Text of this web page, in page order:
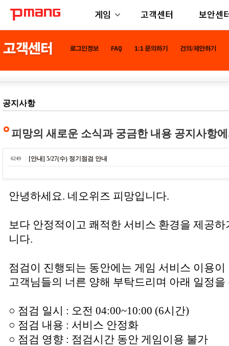
게임 고객센터 보안센
공지사항
피망의 새로운 소식과 궁금한 내용 공지사항
6249 [안내] 5/27(수) 정기점검 안내
안녕하세요. 네오위즈 피망입니다.
보다 안정적이고 쾌적한 서비스 환경을 제공
니다.
점검이 진행되는 동안에는 게임 서비스 이용
고객님들의 너른 양해 부탁드리며 아래 일정
○ 점검 일시 : 오전 04:00~10:00 (6시간)
○ 점검 내용 : 서비스 안정화
○ 점검 영향 : 점검시간 동안 게임이용 불가